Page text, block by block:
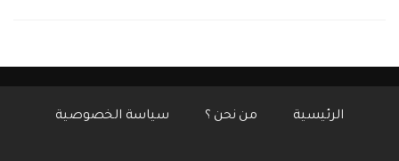
الرئيسية من نحن ؟ سياسة الخصوصية